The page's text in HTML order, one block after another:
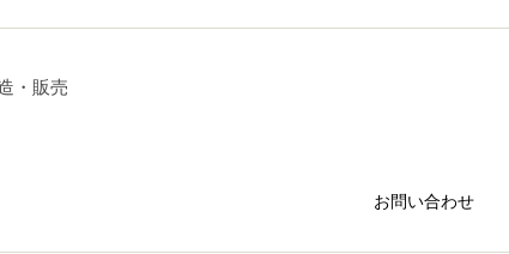
・販売
お問い合わせ